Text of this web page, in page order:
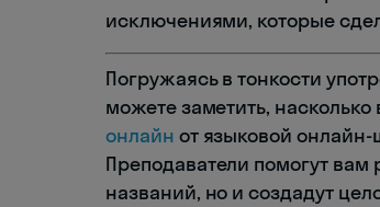
исключениями, которые
Погружаясь в тонкости
можете заметить,
онлайн от языковой
Преподаватели помогут вам
названий, но и создадут